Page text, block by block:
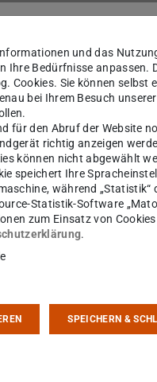
B.Sc.
...
und das
Ihre Bedürfnisse anpassen.
Cookies. Sie können selbst
bei Ihrem Besuch
für den Abruf der Website
richtig anzeigen
können nicht abgewählt
speichert Ihre
während „Statistik“
Statistik-Software
zum Einsatz von
.
SPEICHERN &